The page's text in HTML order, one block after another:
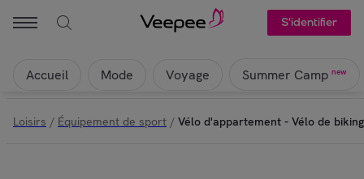
S'identifier
Accueil Mode Voyage Summer Camp new
Loisirs / Équipement de sport / Vélo d'appartement - Vélo de